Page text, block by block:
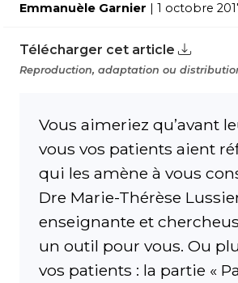
Emmanuèle Garnier | 1 octobre
Télécharger cet article
Reproduction, adaptation ou
Vous aimeriez qu’avant
vous vos patients aient
qui les amène à vous
Dre Marie-Thérèse
enseignante et
un outil pour vous. Ou
vos patients : la partie «